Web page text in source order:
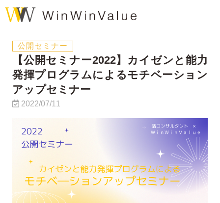
公開セミナー
【公開セミナー2022】カイゼンと能力
発揮プログラムによるモチベーション
アップセミナー
2022/07/11